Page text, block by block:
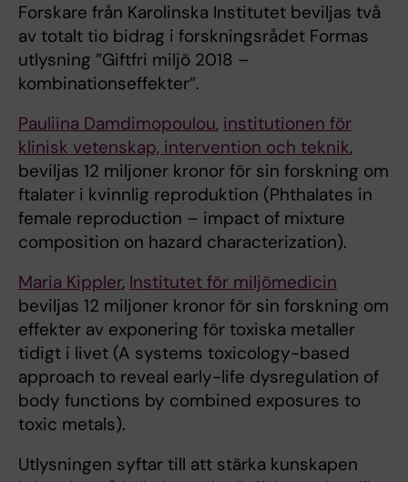
Forskare från Karolinska Institutet beviljas två
av totalt tio bidrag i forskningsrådet Formas
utlysning ”Giftfri miljö 2018 –
kombinationseffekter”.
Pauliina Damdimopoulou, institutionen för
klinisk vetenskap, intervention och teknik,
beviljas 12 miljoner kronor för sin forskning om
ftalater i kvinnlig reproduktion (Phthalates in
female reproduction – impact of mixture
composition on hazard characterization).
Maria Kippler, Institutet för miljömedicin
beviljas 12 miljoner kronor för sin forskning om
effekter av exponering för toxiska metaller
tidigt i livet (A systems toxicology-based
approach to reveal early-life dysregulation of
body functions by combined exposures to
toxic metals).
Utlysningen syftar till att stärka kunskapen